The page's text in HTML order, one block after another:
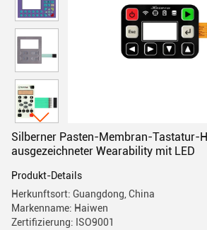
Silberner Pasten-Membran-Tastatur-
ausgezeichneter Wearability mit LED
Produkt-Details
Herkunftsort: Guangdong, China
Markenname: Haiwen
Zertifizierung: ISO9001